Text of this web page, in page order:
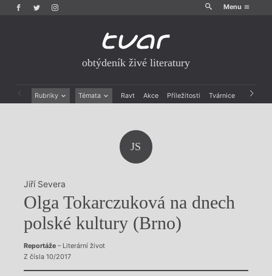
Menu
obtýdeník živé literatury
Rubriky Témata Ravt Akce Příležitosti Tvárnice Archiv
Výroční ceny
JS
Jiří Severa
Olga Tokarczuková na dnech
polské kultury (Brno)
Reportáže– Literární život
Z čísla 10/2017